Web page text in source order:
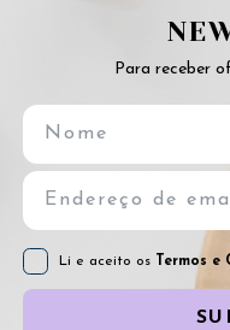
Para receber
Li e aceito os Termos